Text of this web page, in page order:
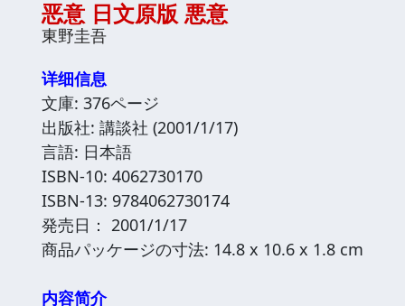
恶意 日文原版 悪意
東野圭吾
详细信息
文庫: 376ページ
出版社: 講談社 (2001/1/17)
言語: 日本語
ISBN-10: 4062730170
ISBN-13: 9784062730174
発売日： 2001/1/17
商品パッケージの寸法: 14.8 x 10.6 x 1.8 cm
内容简介